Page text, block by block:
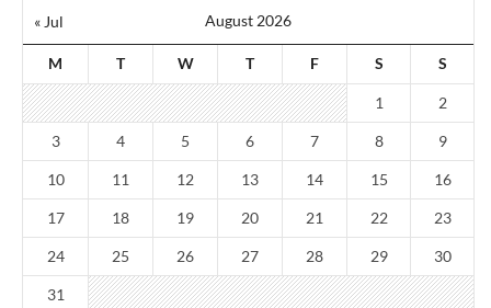
August 2026
M T W T F S S
« Jul
1 2
3 4 5 6 7 8 9
10 11 12 13 14 15 16
17 18 19 20 21 22 23
24 25 26 27 28 29 30
31